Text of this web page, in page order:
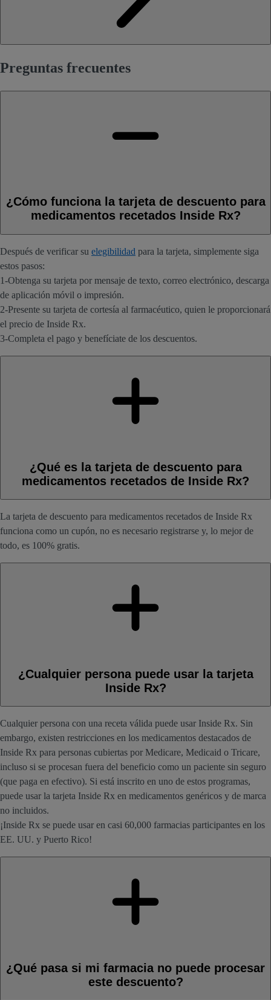
Preguntas frecuentes
¿Cómo funciona la tarjeta de descuento para
medicamentos recetados Inside Rx?
Después de verificar su elegibilidad para la tarjeta, simplemente siga
estos pasos:
1-Obtenga su tarjeta por mensaje de texto, correo electrónico, descarga
de aplicación móvil o impresión.
2-Presente su tarjeta de cortesía al farmacéutico, quien le proporcionará
el precio de Inside Rx.
3-Completa el pago y benefíciate de los descuentos.
¿Qué es la tarjeta de descuento para
medicamentos recetados de Inside Rx?
La tarjeta de descuento para medicamentos recetados de Inside Rx
funciona como un cupón, no es necesario registrarse y, lo mejor de
todo, es 100% gratis.
¿Cualquier persona puede usar la tarjeta
Inside Rx?
Cualquier persona con una receta válida puede usar Inside Rx. Sin
embargo, existen restricciones en los medicamentos destacados de
Inside Rx para personas cubiertas por Medicare, Medicaid o Tricare,
incluso si se procesan fuera del beneficio como un paciente sin seguro
(que paga en efectivo). Si está inscrito en uno de estos programas,
puede usar la tarjeta Inside Rx en medicamentos genéricos y de marca
no incluidos.
¡Inside Rx se puede usar en casi 60,000 farmacias participantes en los
EE. UU. y Puerto Rico!
¿Qué pasa si mi farmacia no puede procesar
este descuento?